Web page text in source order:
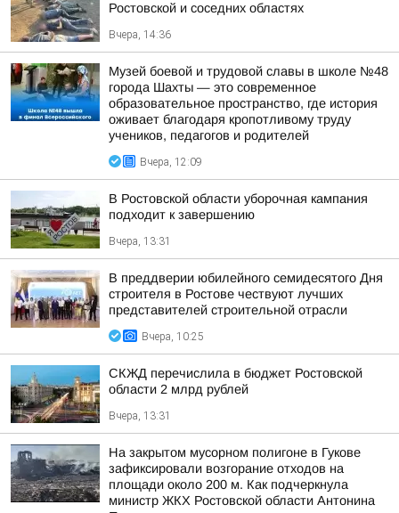
Ростовской и соседних областях
Вчера, 14:36
Музей боевой и трудовой славы в школе №48
города Шахты — это современное
образовательное пространство, где история
оживает благодаря кропотливому труду
учеников, педагогов и родителей
Вчера, 12:09
В Ростовской области уборочная кампания
подходит к завершению
Вчера, 13:31
В преддверии юбилейного семидесятого Дня
строителя в Ростове чествуют лучших
представителей строительной отрасли
Вчера, 10:25
СКЖД перечислила в бюджет Ростовской
области 2 млрд рублей
Вчера, 13:31
На закрытом мусорном полигоне в Гукове
зафиксировали возгорание отходов на
площади около 200 м. Как подчеркнула
министр ЖКХ Ростовской области Антонина